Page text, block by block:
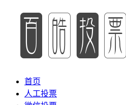
首页
人工投票